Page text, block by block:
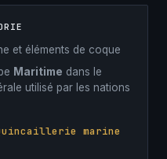
et éléments de coque
Maritime dans le
utilisé par les nations
marine